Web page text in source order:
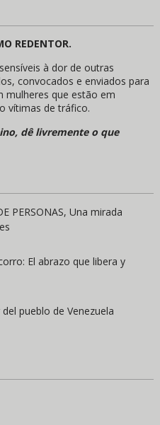
REDENTOR.
à dor de outras
convocados e enviados para
mulheres que estão em
vítimas de tráfico.
dê livremente o que
PERSONAS, Una mirada
El abrazo que libera y
pueblo de Venezuela